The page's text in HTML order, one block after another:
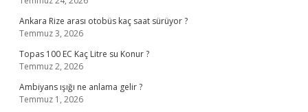
Ankara Rize arası otobüs kaç saat sürüyor ?
Temmuz 3, 2026
Topas 100 EC Kaç Litre su Konur ?
Temmuz 2, 2026
Ambiyans ışığı ne anlama gelir ?
Temmuz 1, 2026